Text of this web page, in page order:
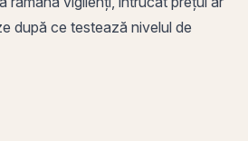
după ce testează nivelul de